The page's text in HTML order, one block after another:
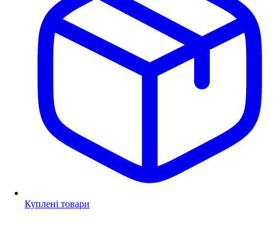
Куплені товари